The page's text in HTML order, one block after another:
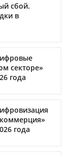
сбой.
в
секторе»
года
года